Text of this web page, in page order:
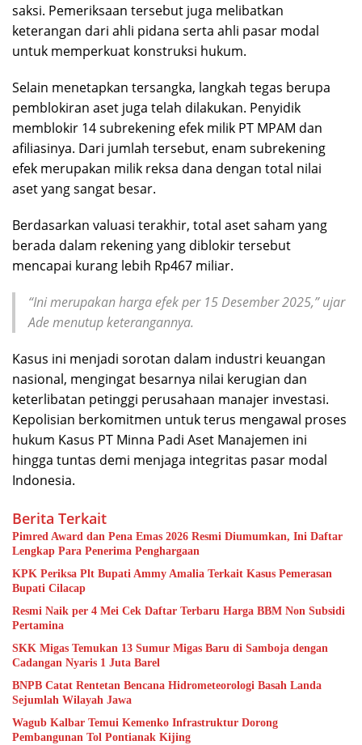
saksi. Pemeriksaan tersebut juga melibatkan
keterangan dari ahli pidana serta ahli pasar modal
untuk memperkuat konstruksi hukum.
Selain menetapkan tersangka, langkah tegas berupa
pemblokiran aset juga telah dilakukan. Penyidik
memblokir 14 subrekening efek milik PT MPAM dan
afiliasinya. Dari jumlah tersebut, enam subrekening
efek merupakan milik reksa dana dengan total nilai
aset yang sangat besar.
Berdasarkan valuasi terakhir, total aset saham yang
berada dalam rekening yang diblokir tersebut
mencapai kurang lebih Rp467 miliar.
“Ini merupakan harga efek per 15 Desember 2025,” ujar
Ade menutup keterangannya.
Kasus ini menjadi sorotan dalam industri keuangan
nasional, mengingat besarnya nilai kerugian dan
keterlibatan petinggi perusahaan manajer investasi.
Kepolisian berkomitmen untuk terus mengawal proses
hukum Kasus PT Minna Padi Aset Manajemen ini
hingga tuntas demi menjaga integritas pasar modal
Indonesia.
Berita Terkait
Pimred Award dan Pena Emas 2026 Resmi Diumumkan, Ini Daftar
Lengkap Para Penerima Penghargaan
KPK Periksa Plt Bupati Ammy Amalia Terkait Kasus Pemerasan
Bupati Cilacap
Resmi Naik per 4 Mei Cek Daftar Terbaru Harga BBM Non Subsidi
Pertamina
SKK Migas Temukan 13 Sumur Migas Baru di Samboja dengan
Cadangan Nyaris 1 Juta Barel
BNPB Catat Rentetan Bencana Hidrometeorologi Basah Landa
Sejumlah Wilayah Jawa
Wagub Kalbar Temui Kemenko Infrastruktur Dorong
Pembangunan Tol Pontianak Kijing